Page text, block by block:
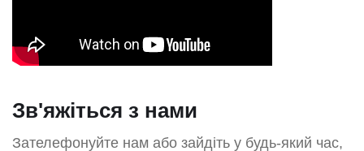
Зв'яжіться з нами
Зателефонуйте нам або зайдіть у будь-який час,